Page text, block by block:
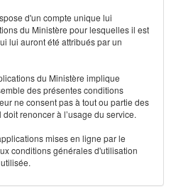
d'un compte unique lui
du Ministère pour lesquelles il est
lui auront été attribués par un
du Ministère implique
des présentes conditions
ne consent pas à tout ou partie des
renoncer à l’usage du service.
mises en ligne par le
conditions générales d'utilisation